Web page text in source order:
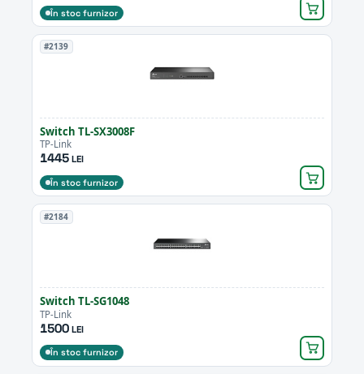
În stoc furnizor
#2139
Switch TL-SX3008F
TP-Link
1445LEI
În stoc furnizor
#2184
Switch TL-SG1048
TP-Link
1500LEI
În stoc furnizor